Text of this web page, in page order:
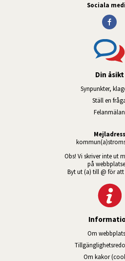
Sociala
Din åsikt
Synpunkter,
Ställ en
Felanmälan
Mejladress
Obs! Vi skriver inte ut
på
Byt ut (a) till @ för att
Om
Om kakor